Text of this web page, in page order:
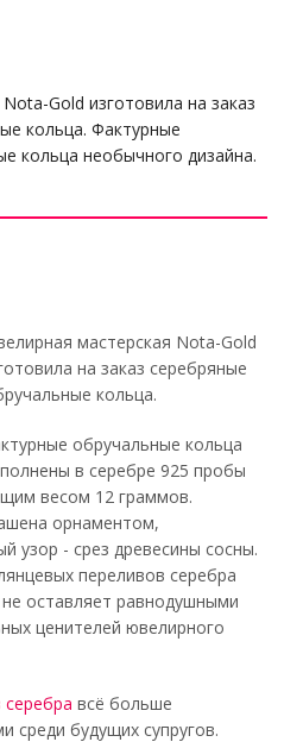
Gold изготовила на заказ
кольца. Фактурные
кольца необычного дизайна.
мастерская Nota-Gold
на заказ серебряные
кольца.
обручальные кольца
в серебре 925 пробы
весом 12 граммов.
орнаментом,
узор - срез древесины сосны.
переливов серебра
оставляет равнодушными
ценителей ювелирного
всё больше
среди будущих супругов.